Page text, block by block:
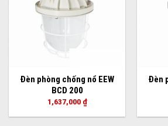
Đèn phòng chống nổ EEW
BCD 200
1,637,000 ₫
Đèn